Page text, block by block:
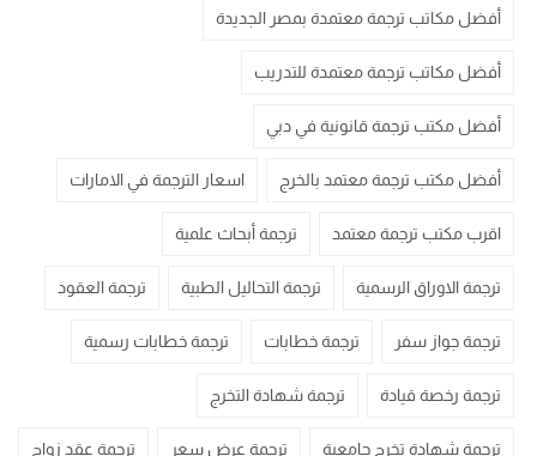
أفضل مكاتب ترجمة معتمدة بمصر الجديدة
أفضل مكاتب ترجمة معتمدة للتدريب
أفضل مكتب ترجمة قانونية في دبي
أفضل مكتب ترجمة معتمد بالخرج اسعار الترجمة في الامارات
اقرب مكتب ترجمة معتمد ترجمة أبحاث علمية
ترجمة الاوراق الرسمية ترجمة التحاليل الطبية ترجمة العقود
ترجمة جواز سفر ترجمة خطابات ترجمة خطابات رسمية
ترجمة رخصة قيادة ترجمة شهادة التخرج
ترجمة شهادة تخرج جامعية ترجمة عرض سعر ترجمة عقد زواج